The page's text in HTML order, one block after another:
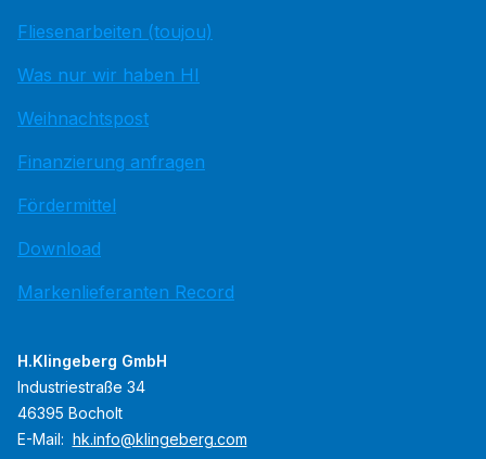
Fliesenarbeiten (toujou)
Was nur wir haben HI
Weihnachtspost
Finanzierung anfragen
Fördermittel
Download
Markenlieferanten Record
H.Klingeberg GmbH
Industriestraße 34
46395 Bocholt
E-Mail: hk.info@klingeberg.com